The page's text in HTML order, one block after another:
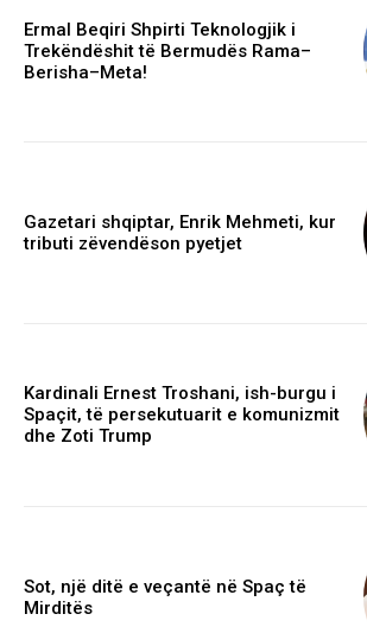
Ermal Beqiri Shpirti Teknologjik i
Trekëndëshit të Bermudës Rama–
Berisha–Meta!
Gazetari shqiptar, Enrik Mehmeti, kur
tributi zëvendëson pyetjet
Kardinali Ernest Troshani, ish-burgu i
Spaçit, të persekutuarit e komunizmit
dhe Zoti Trump
Sot, një ditë e veçantë në Spaç të
Mirditës